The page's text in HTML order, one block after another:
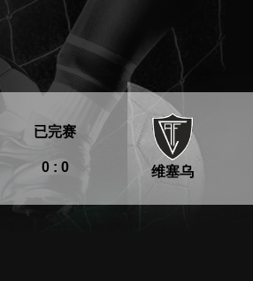
0 : 0
已完赛
维塞乌